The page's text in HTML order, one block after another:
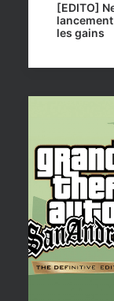
[EDITO]
les gains